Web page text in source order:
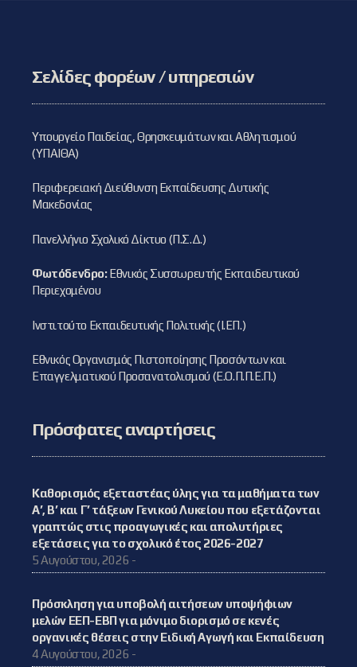
Σελίδες φορέων / υπηρεσιών
Υπουργείο Παιδείας, Θρησκευμάτων και Αθλητισμού
(ΥΠΑΙΘΑ)
Περιφερειακή Διεύθυνση Εκπαίδευσης Δυτικής
Μακεδονίας
Πανελλήνιο Σχολικό Δίκτυο (Π.Σ.Δ.)
Φωτόδενδρο:Εθνικός Συσσωρευτής Εκπαιδευτικού
Περιεχομένου
Ινστιτούτο Εκπαιδευτικής Πολιτικής (Ι.ΕΠ.)
Εθνικός Οργανισμός Πιστοποίησης Προσόντων και
Επαγγελματικού Προσανατολισμού (Ε.Ο.Π.Π.Ε.Π.)
Πρόσφατες αναρτήσεις
Καθορισμός εξεταστέας ύλης για τα μαθήματα των
Α’, Β’ και Γ’ τάξεων Γενικού Λυκείου που εξετάζονται
γραπτώς στις προαγωγικές και απολυτήριες
εξετάσεις για το σχολικό έτος 2026-2027
5 Αυγούστου, 2026 -
Πρόσκληση για υποβολή αιτήσεων υποψήφιων
μελών ΕΕΠ-ΕΒΠ για μόνιμο διορισμό σε κενές
οργανικές θέσεις στην Ειδική Αγωγή και Εκπαίδευση
4 Αυγούστου, 2026 -